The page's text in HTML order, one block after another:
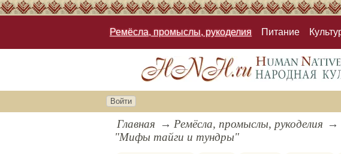
Ремёсла, промыслы, рукоделия Питание
Войти
Главная Ремёсла, промыслы, рукоделия
"Мифы тайги и тундры"